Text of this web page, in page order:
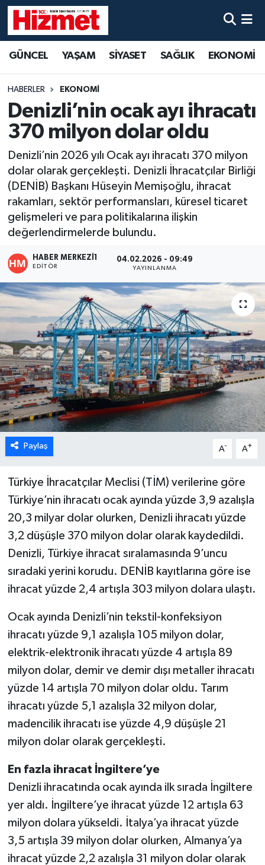
GÜNCEL YAŞAM SİYASET SAĞLIK EKONOMİ
HABERLER EKONOMİ
Denizli’nin ocak ayı ihracatı
370 milyon dolar oldu
Denizli’nin 2026 yılı Ocak ayı ihracatı 370 milyon
dolar olarak gerçekleşti. Denizli İhracatçılar Birliği
(DENİB) Başkanı Hüseyin Memişoğlu, ihracat
rakamları, sektör performansları, küresel ticaret
gelişmeleri ve para politikalarına ilişkin
değerlendirmelerde bulundu.
HABER MERKEZI1
EDITÖR
04.02.2026 - 09:49
YAYINLANMA
Paylaş A- A+
Türkiye İhracatçılar Meclisi (TİM) verilerine göre
Türkiye’nin ihracatı ocak ayında yüzde 3,9 azalışla
20,3 milyar dolar olurken, Denizli ihracatı yüzde
3,2 düşüşle 370 milyon dolar olarak kaydedildi.
Denizli, Türkiye ihracat sıralamasında 9’uncu
sıradaki yerini korudu. DENİB kayıtlarına göre ise
ihracat yüzde 2,4 artışla 303 milyon dolara ulaştı.
Ocak ayında Denizli’nin tekstil-konfeksiyon
ihracatı yüzde 9,1 azalışla 105 milyon dolar,
elektrik-elektronik ihracatı yüzde 4 artışla 89
milyon dolar, demir ve demir dışı metaller ihracatı
yüzde 14 artışla 70 milyon dolar oldu. Tarım
ihracatı yüzde 5,1 azalışla 32 milyon dolar,
madencilik ihracatı ise yüzde 4,9 düşüşle 21
milyon dolar olarak gerçekleşti.
En fazla ihracat İngiltere’ye
Denizli ihracatında ocak ayında ilk sırada İngiltere
yer aldı. İngiltere’ye ihracat yüzde 12 artışla 63
milyon dolara yükseldi. İtalya’ya ihracat yüzde
3,5 artışla 39 milyon dolar olurken, Almanya’ya
ihracat yüzde 2,2 azalışla 31 milyon dolar olarak
YAŞAM
SİYASET
SAĞLIK
EKONOMİ
KÜLTÜR SANAT
SPOR
MAGAZİN
ÖZEL HABER
DTO
RESMİ REKLAM
Denizli Hava Durumu
Denizli Trafik Yoğunluk Haritası
Süper Lig Puan Durumu ve Fikstür
Tüm Manşetler
Son Dakika Haberleri
Haber Arşivi